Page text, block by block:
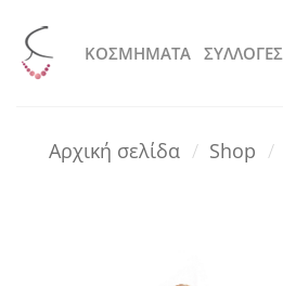
στο
περιεχόμενο
KOΣΜΗΜΑΤΑ ΣΥΛΛΟΓΕΣ
Αρχική σελίδα / Shop /